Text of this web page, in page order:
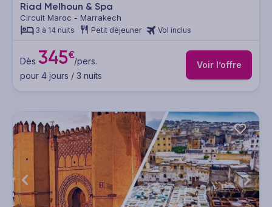
Riad Melhoun & Spa
Circuit Maroc - Marrakech
3 à 14 nuits Petit déjeuner Vol inclus
Dès 345€/pers.
pour 4 jours / 3 nuits
Voir l’offre